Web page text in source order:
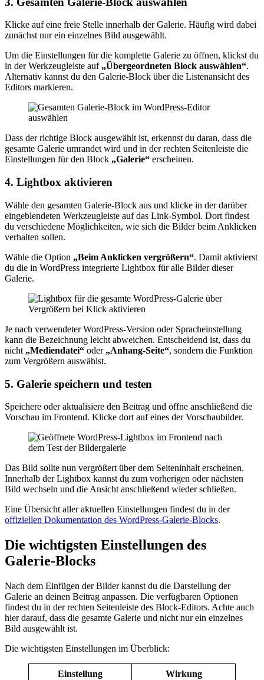
Klicke auf eine freie Stelle innerhalb der Galerie. Häufig wird dabei
zunächst nur ein einzelnes Bild ausgewählt.
Um die Einstellungen für die komplette Galerie zu öffnen, klickst du
in der Werkzeugleiste auf „Übergeordneten Block auswählen“.
Alternativ kannst du den Galerie-Block über die Listenansicht des
Editors markieren.
Dass der richtige Block ausgewählt ist, erkennst du daran, dass die
gesamte Galerie umrandet wird und in der rechten Seitenleiste die
Einstellungen für den Block „Galerie“ erscheinen.
4. Lightbox aktivieren
Wähle den gesamten Galerie-Block aus und klicke in der darüber
eingeblendeten Werkzeugleiste auf das Link-Symbol. Dort findest
du verschiedene Möglichkeiten, wie sich die Bilder beim Anklicken
verhalten sollen.
Wähle die Option „Beim Anklicken vergrößern“. Damit aktivierst
du die in WordPress integrierte Lightbox für alle Bilder dieser
Galerie.
Je nach verwendeter WordPress-Version oder Spracheinstellung
kann die Bezeichnung leicht abweichen. Entscheidend ist, dass du
nicht „Mediendatei“ oder „Anhang-Seite“, sondern die Funktion
zum Vergrößern auswählst.
5. Galerie speichern und testen
Speichere oder aktualisiere den Beitrag und öffne anschließend die
Vorschau im Frontend. Klicke dort auf eines der Vorschaubilder.
Das Bild sollte nun vergrößert über dem Seiteninhalt erscheinen.
Innerhalb der Lightbox kannst du zum vorherigen oder nächsten
Bild wechseln und die Ansicht anschließend wieder schließen.
Eine Übersicht aller aktuellen Einstellungen findest du in der
offiziellen Dokumentation des WordPress-Galerie-Blocks.
Die wichtigsten Einstellungen des
Galerie-Blocks
Nach dem Einfügen der Bilder kannst du die Darstellung der
Galerie an deinen Beitrag anpassen. Die verfügbaren Optionen
findest du in der rechten Seitenleiste des Block-Editors. Achte auch
hier darauf, dass die gesamte Galerie und nicht nur ein einzelnes
Bild ausgewählt ist.
Die wichtigsten Einstellungen im Überblick:
Einstellung Wirkung